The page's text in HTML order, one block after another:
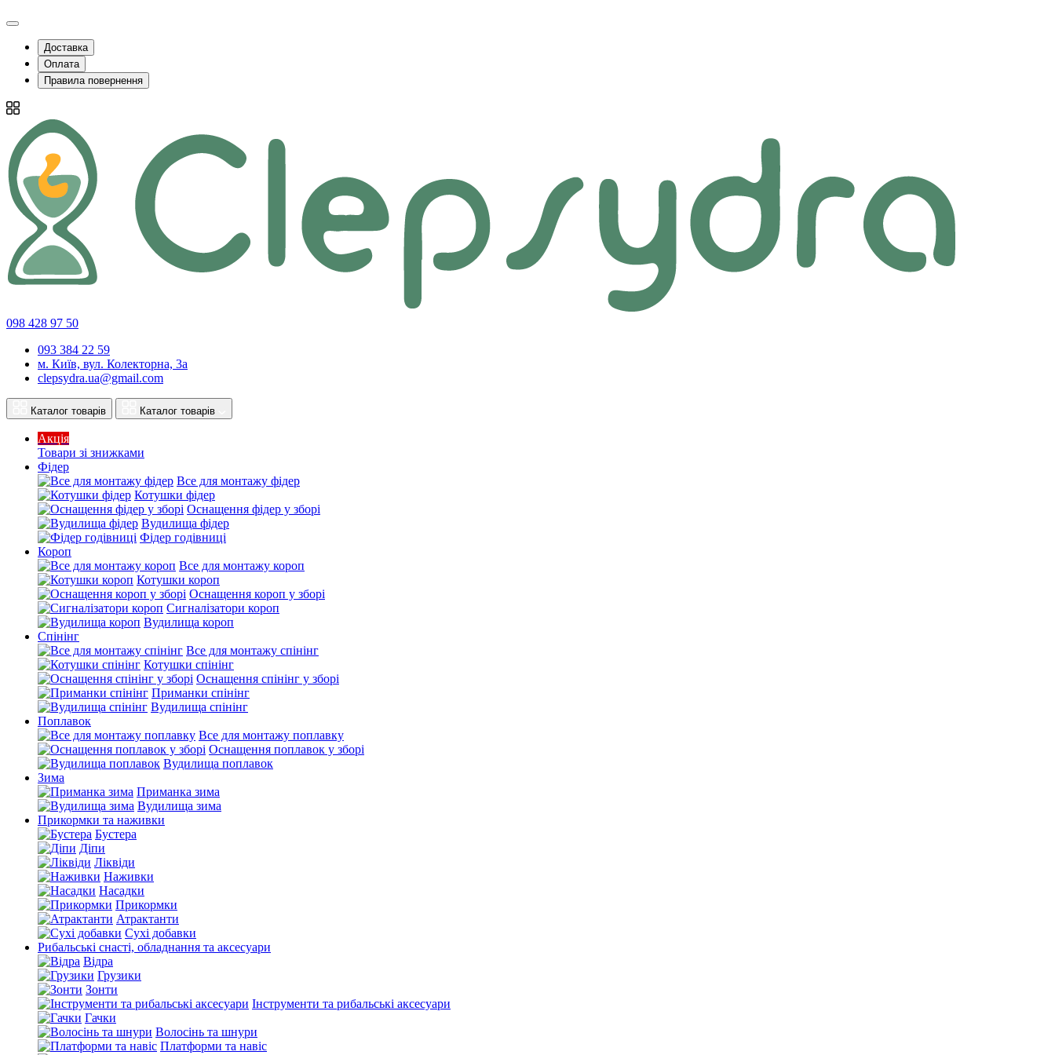
Доставка
Оплата
Правила повернення
098 428 97 50
093 384 22 59
м. Київ, вул. Колекторна, 3а
clepsydra.ua@gmail.com
Каталог товарів Каталог товарів
Акція
Товари зі знижками
Фідер
Все для монтажу фідер
Котушки фідер
Оснащення фідер у зборі
Вудилища фідер
Фідер годівниці
Короп
Все для монтажу короп
Котушки короп
Оснащення короп у зборі
Сигналізатори короп
Вудилища короп
Спінінг
Все для монтажу спінінг
Котушки спінінг
Оснащення спінінг у зборі
Приманки спінінг
Вудилища спінінг
Поплавок
Все для монтажу поплавку
Оснащення поплавок у зборі
Вудилища поплавок
Зима
Приманка зима
Вудилища зима
Прикормки та наживки
Бустера
Діпи
Ліквіди
Наживки
Насадки
Прикормки
Атрактанти
Сухі добавки
Рибальські снасті, обладнання та аксесуари
Відра
Грузики
Зонти
Інструменти та рибальські аксесуари
Гачки
Волосінь та шнури
Платформи та навіс